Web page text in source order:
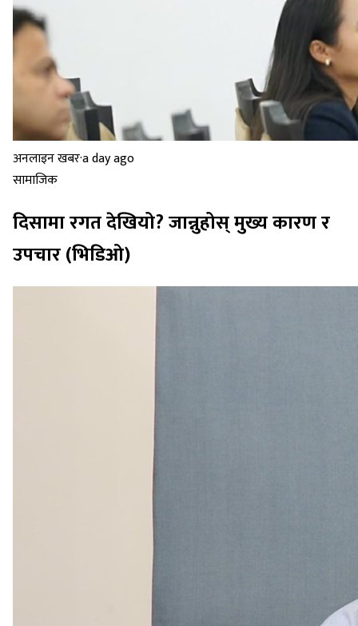
अनलाइन खबर·a day ago
सामाजिक
दिसामा रगत देखियो? जान्नुहोस् मुख्य कारण र
उपचार (भिडिओ)